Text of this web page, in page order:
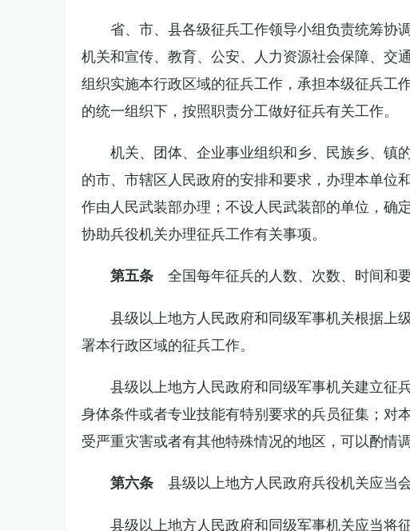
省、市、县各级征兵工作领导小组负责统筹协
机关和宣传、教育、公安、人力资源社会保障、交
组织实施本行政区域的征兵工作，承担本级征兵工
的统一组织下，按照职责分工做好征兵有关工作。
机关、团体、企业事业组织和乡、民族乡、镇
的市、市辖区人民政府的安排和要求，办理本单位
作由人民武装部办理；不设人民武装部的单位，确
协助兵役机关办理征兵工作有关事项。
第五条 全国每年征兵的人数、次数、时间和
县级以上地方人民政府和同级军事机关根据上
署本行政区域的征兵工作。
县级以上地方人民政府和同级军事机关建立征
身体条件或者专业技能有特别要求的兵员征集；对
受严重灾害或者有其他特殊情况的地区，可以酌情
第六条 县级以上地方人民政府兵役机关应当
县级以上地方人民政府和同级军事机关应当将